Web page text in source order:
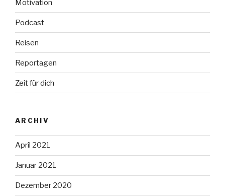
Motivation
Podcast
Reisen
Reportagen
Zeit für dich
ARCHIV
April 2021
Januar 2021
Dezember 2020